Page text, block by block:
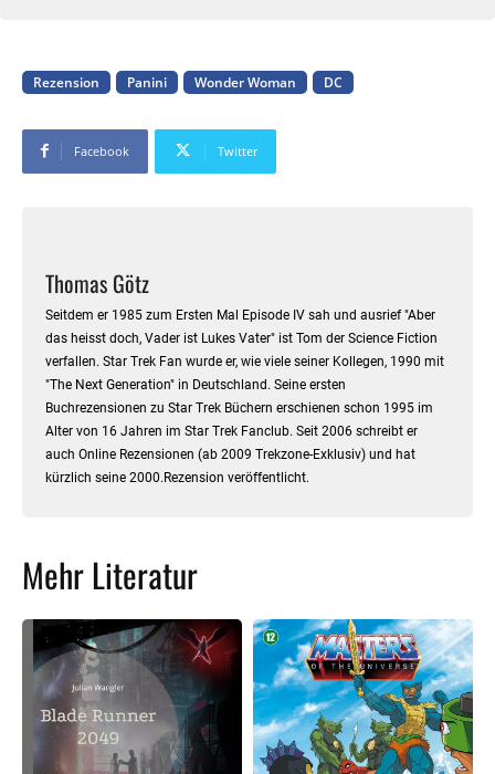
Rezension Panini Wonder Woman DC
Facebook Twitter
Thomas Götz
Seitdem er 1985 zum Ersten Mal Episode IV sah und ausrief "Aber
das heisst doch, Vader ist Lukes Vater" ist Tom der Science Fiction
verfallen. Star Trek Fan wurde er, wie viele seiner Kollegen, 1990 mit
"The Next Generation" in Deutschland. Seine ersten
Buchrezensionen zu Star Trek Büchern erschienen schon 1995 im
Alter von 16 Jahren im Star Trek Fanclub. Seit 2006 schreibt er
auch Online Rezensionen (ab 2009 Trekzone-Exklusiv) und hat
kürzlich seine 2000.Rezension veröffentlicht.
Mehr Literatur